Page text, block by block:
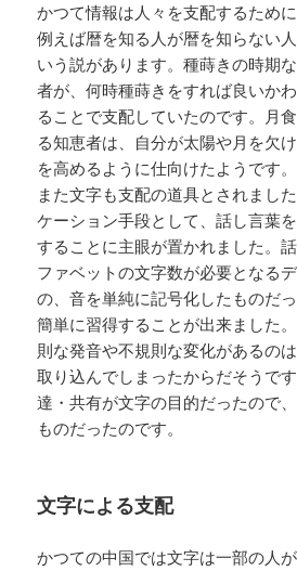
かつて情報は人々を支配するために
例えば暦を知る人が暦を知らない
いう説があります。種蒔きの時期
者が、何時種蒔きをすれば良いか
ることで支配していたのです。月
る知恵者は、自分が太陽や月を欠
を高めるように仕向けたようです。
また文字も支配の道具とされまし
ケーション手段として、話し言葉
することに主眼が置かれました。
ファベットの文字数が必要となる
の、音を単純に記号化したものだ
簡単に習得することが出来ました
則な発音や不規則な変化があるの
取り込んでしまったからだそうで
達・共有が文字の目的だったので
ものだったのです。
文字による支配
かつての中国では文字は一部の人